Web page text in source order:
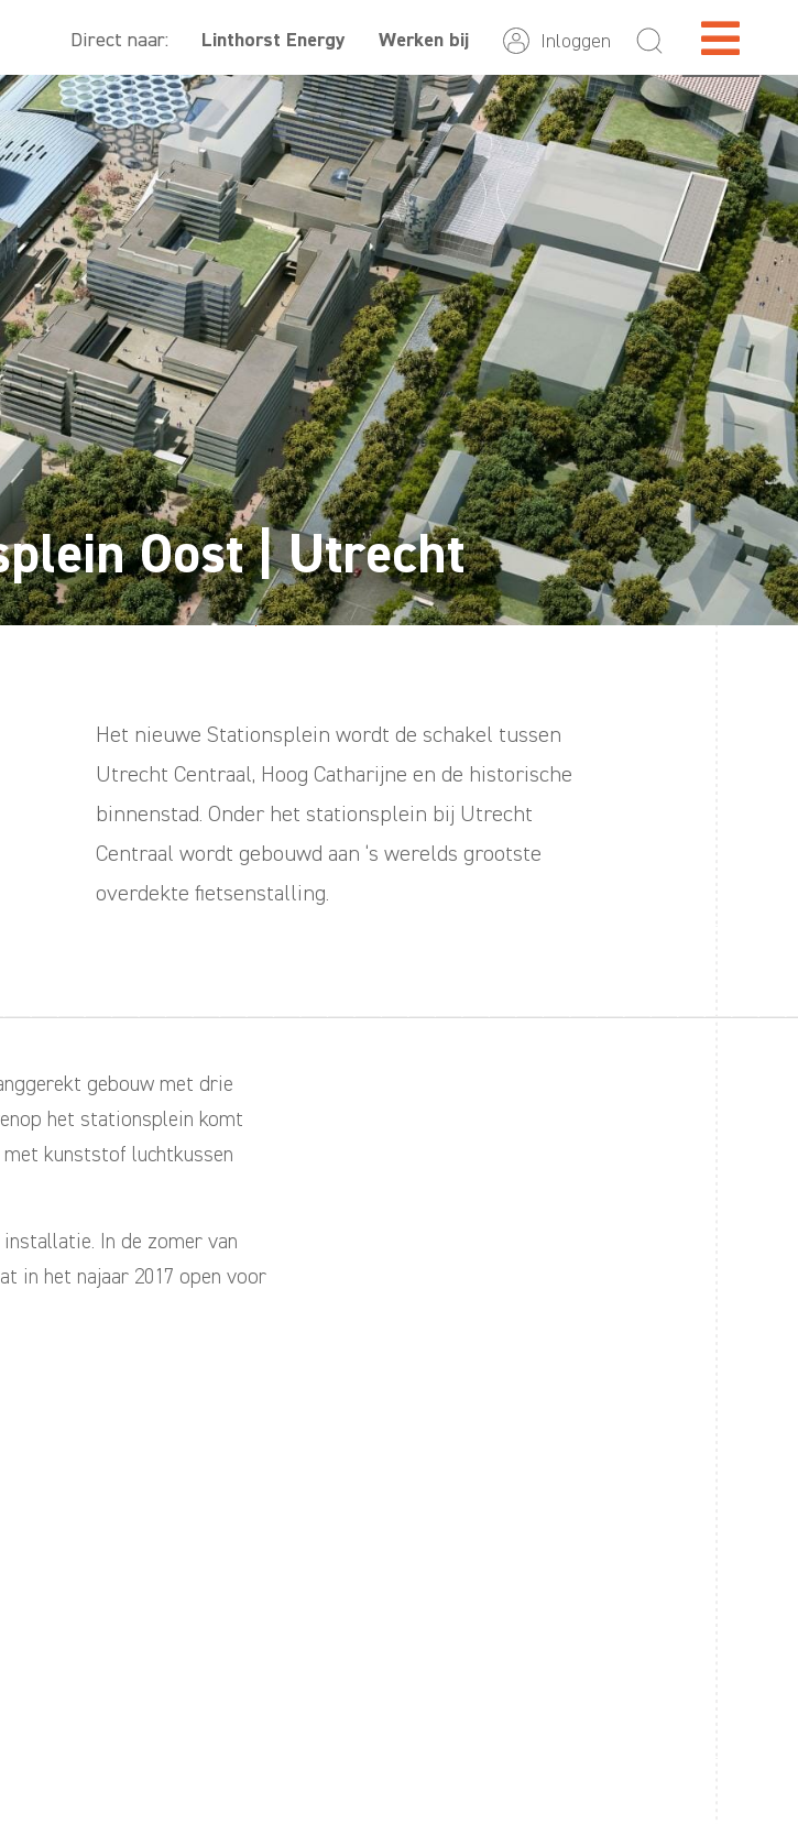
Direct naar: Linthorst Energy Werken bij Inloggen
Oost | Utrecht
Het nieuwe Stationsplein wordt de schakel tussen
Utrecht Centraal, Hoog Catharijne en de historische
binnenstad. Onder het stationsplein bij Utrecht
Centraal wordt gebouwd aan ‘s werelds grootste
overdekte fietsenstalling.
gebouw met drie
het stationsplein komt
kunststof luchtkussen
In de zomer van
in het najaar 2017 open voor